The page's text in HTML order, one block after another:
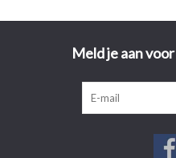
Meld je aan